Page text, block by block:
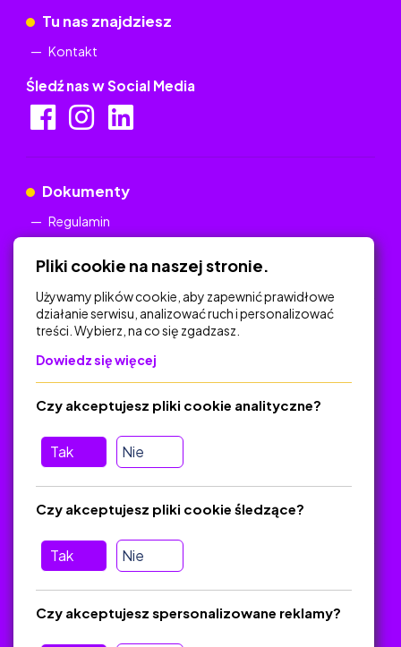
Tu nas znajdziesz
Kontakt
Śledź nas w Social Media
Dokumenty
Regulamin
Na skróty
Polityka Prywatności
Regulamin
O platformie
Baza materiałów dydaktycznych
Jak zostać autorem
FAQ
Pomoc
Pliki cookie na naszej stronie.
Używamy plików cookie, aby zapewnić prawidłowe
działanie serwisu, analizować ruch i personalizować
treści. Wybierz, na co się zgadzasz.
Dowiedz się więcej
Tak Nie
Czy akceptujesz pliki cookie analityczne?
Tak Nie
Czy akceptujesz pliki cookie śledzące?
Czy akceptujesz spersonalizowane reklamy?